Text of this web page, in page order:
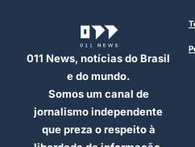
011 News, notícias do Brasil
e do mundo.
Somos um canal de
jornalismo independente
que preza o respeito à